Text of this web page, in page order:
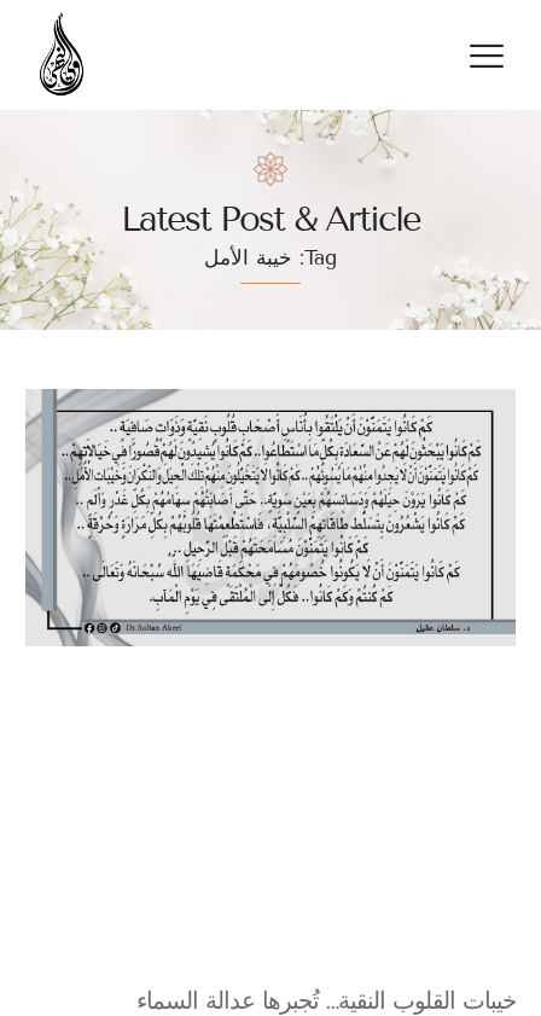
Latest Post & Article
Tag: خيبة الأمل
خيبات القلوب النقية… تُجبرها عدالة السماء